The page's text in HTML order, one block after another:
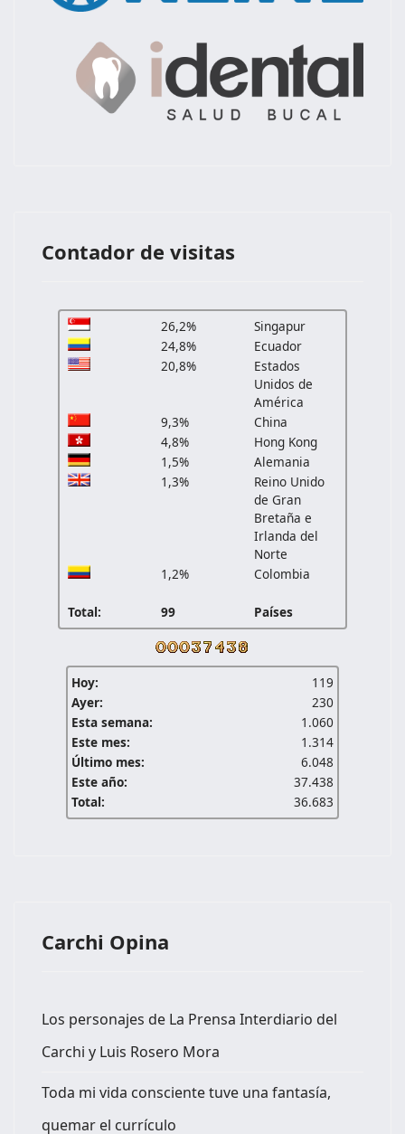
Contador de visitas
26,2%
Singapur
24,8%
Ecuador
20,8%
Estados
Unidos de
América
9,3%
China
4,8%
Hong Kong
1,5%
Alemania
1,3%
Reino Unido
de Gran
Bretaña e
Irlanda del
Norte
1,2%
Colombia
Total: 99 Países
Hoy:
119
Ayer:
230
Esta semana:
1.060
Este mes:
1.314
Último mes:
6.048
Este año:
37.438
Total:
36.683
Carchi Opina
Los personajes de La Prensa Interdiario del
Carchi y Luis Rosero Mora
Toda mi vida consciente tuve una fantasía,
quemar el currículo